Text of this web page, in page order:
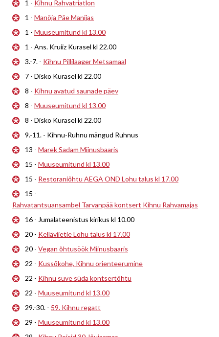
1 - Kihnu Rahvatriatlon
1 - Manõja Päe Manijas
1 - Muuseumitund kl 13.00
1 - Ans. Kruiiz Kurasel kl 22.00
3.-7. - Kihnu Pillilaager Metsamaal
7 - Disko Kurasel kl 22.00
8 - Kihnu avatud saunade päev
8 - Muuseumitund kl 13.00
8 - Disko Kurasel kl 22.00
9.-11. - Kihnu-Ruhnu mängud Ruhnus
13 - Marek Sadam Miinusbaaris
15 - Muuseumitund kl 13.00
15 - Restoraniõhtu AEGA OND Lohu talus kl 17.00
15 -
Rahvatantsuansambel Tarvanpää kontsert Kihnu Rahvamajas
16 - Jumalateenistus kirikus kl 10.00
20 - Kelläviietie Lohu talus kl 17.00
20 - Vegan õhtusöök Miinusbaaris
22 - Kussõkohe, Kihnu orienteerumine
22 - Kihnu suve süda kontsertõhtu
22 - Muuseumitund kl 13.00
29.-30. - 59. Kihnu regatt
29 - Muuseumitund kl 13.00